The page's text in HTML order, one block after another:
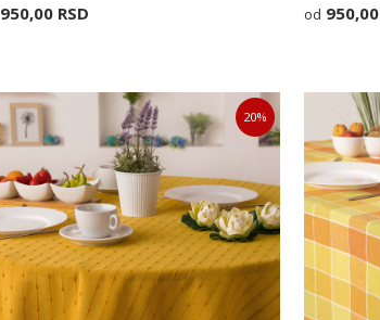
950,00 RSD 950,00
20%